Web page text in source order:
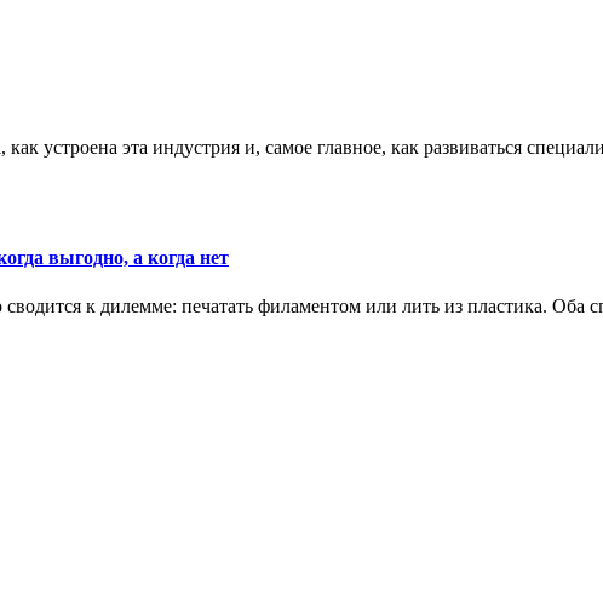
устроена эта индустрия и, самое главное, как развиваться
выгодно, а когда нет
к дилемме: печатать филаментом или лить из пластика. Оба